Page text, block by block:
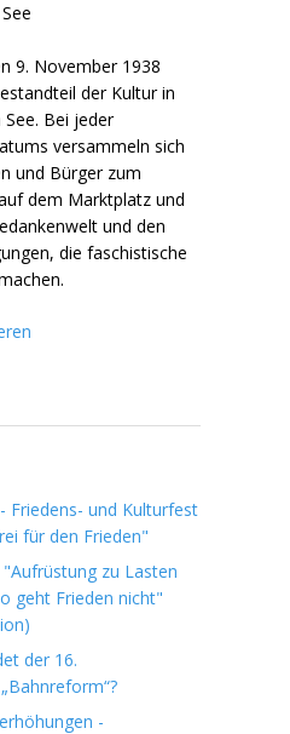
9. November 1938
der Kultur in
Bei jeder
versammeln sich
und Bürger zum
dem Marktplatz und
und den
die faschistische
Friedens- und Kulturfest
für den Frieden"
zu Lasten
geht Frieden nicht"
der 16.
-